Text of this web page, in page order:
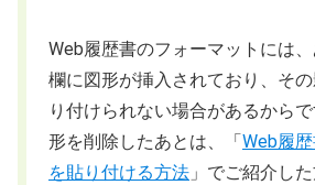
Web履歴書のフォーマットには
欄に図形が挿入されており、そ
り付けられない場合があるから
形を削除したあとは、「 Web履
を貼り付ける方法 」でご紹介し